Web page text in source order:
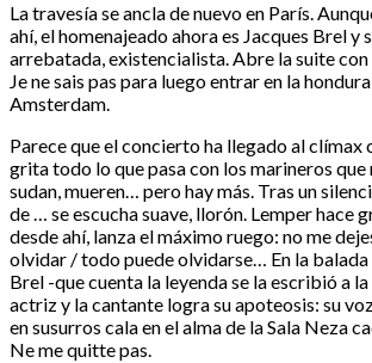
La travesía se ancla de nuevo en París.
ahí, el homenajeado ahora es Jacques Brel y
arrebatada, existencialista. Abre la suite
Je ne sais pas para luego entrar en la
Amsterdam.
Parece que el concierto ha llegado al clímax
grita todo lo que pasa con los marineros que
sudan, mueren… pero hay más. Tras un
de … se escucha suave, llorón. Lemper hace
desde ahí, lanza el máximo ruego: no me
olvidar / todo puede olvidarse… En la
Brel -que cuenta la leyenda se la escribió a
actriz y la cantante logra su apoteosis: su
en susurros cala en el alma de la Sala Neza
Ne me quitte pas.